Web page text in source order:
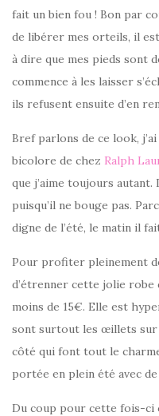
fait un bien fou ! Bon par
de libérer mes orteils, il
à dire que mes pieds sont
commence à les laisser
ils refusent ensuite d’en
Bref parlons de ce look,
bicolore de chez Ralph
que j’aime toujours
puisqu’il ne bouge pas.
digne de l’été, le matin il
Pour profiter pleinement
d’étrenner cette jolie
moins de 15€. Elle est
sont surtout les œillets sur
côté qui font tout le
portée en plein été avec
Du coup pour cette fois-ci